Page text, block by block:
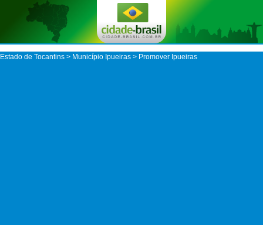
Estado de Tocantins > Município Ipueiras > Promover Ipueiras